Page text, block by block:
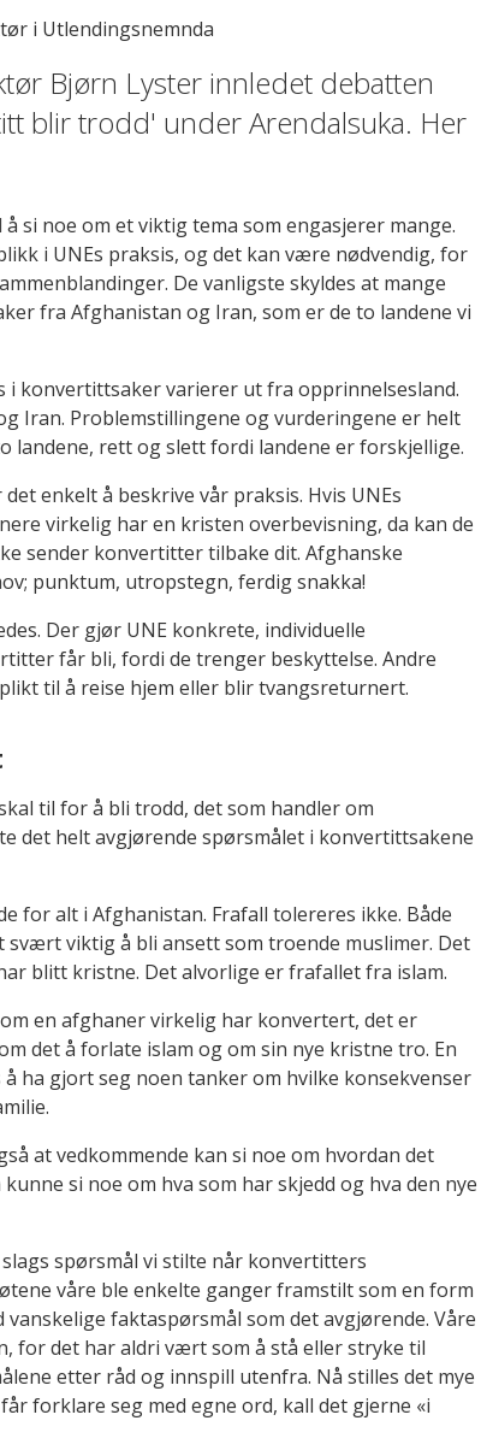
i Utlendingsnemnda
Bjørn Lyster innledet debatten
blir trodd' under Arendalsuka. Her
si noe om et viktig tema som engasjerer mange.
i UNEs praksis, og det kan være nødvendig, for
De vanligste skyldes at mange
fra Afghanistan og Iran, som er de to landene vi
konvertittsaker varierer ut fra opprinnelsesland.
Iran. Problemstillingene og vurderingene er helt
landene, rett og slett fordi landene er forskjellige.
enkelt å beskrive vår praksis. Hvis UNEs
virkelig har en kristen overbevisning, da kan de
sender konvertitter tilbake dit. Afghanske
punktum, utropstegn, ferdig snakka!
Der gjør UNE konkrete, individuelle
får bli, fordi de trenger beskyttelse. Andre
til å reise hjem eller blir tvangsreturnert.
til for å bli trodd, det som handler om
det helt avgjørende spørsmålet i konvertittsakene
for alt i Afghanistan. Frafall tolereres ikke. Både
viktig å bli ansett som troende muslimer. Det
blitt kristne. Det alvorlige er frafallet fra islam.
en afghaner virkelig har konvertert, det er
det å forlate islam og om sin nye kristne tro. En
ha gjort seg noen tanker om hvilke konsekvenser
at vedkommende kan si noe om hvordan det
si noe om hva som har skjedd og hva den nye
spørsmål vi stilte når konvertitters
våre ble enkelte ganger framstilt som en form
faktaspørsmål som det avgjørende. Våre
for det har aldri vært som å stå eller stryke til
etter råd og innspill utenfra. Nå stilles det mye
forklare seg med egne ord, kall det gjerne «i